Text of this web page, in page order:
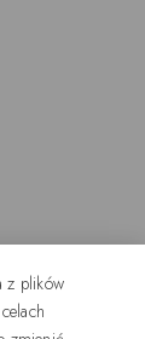
z plików